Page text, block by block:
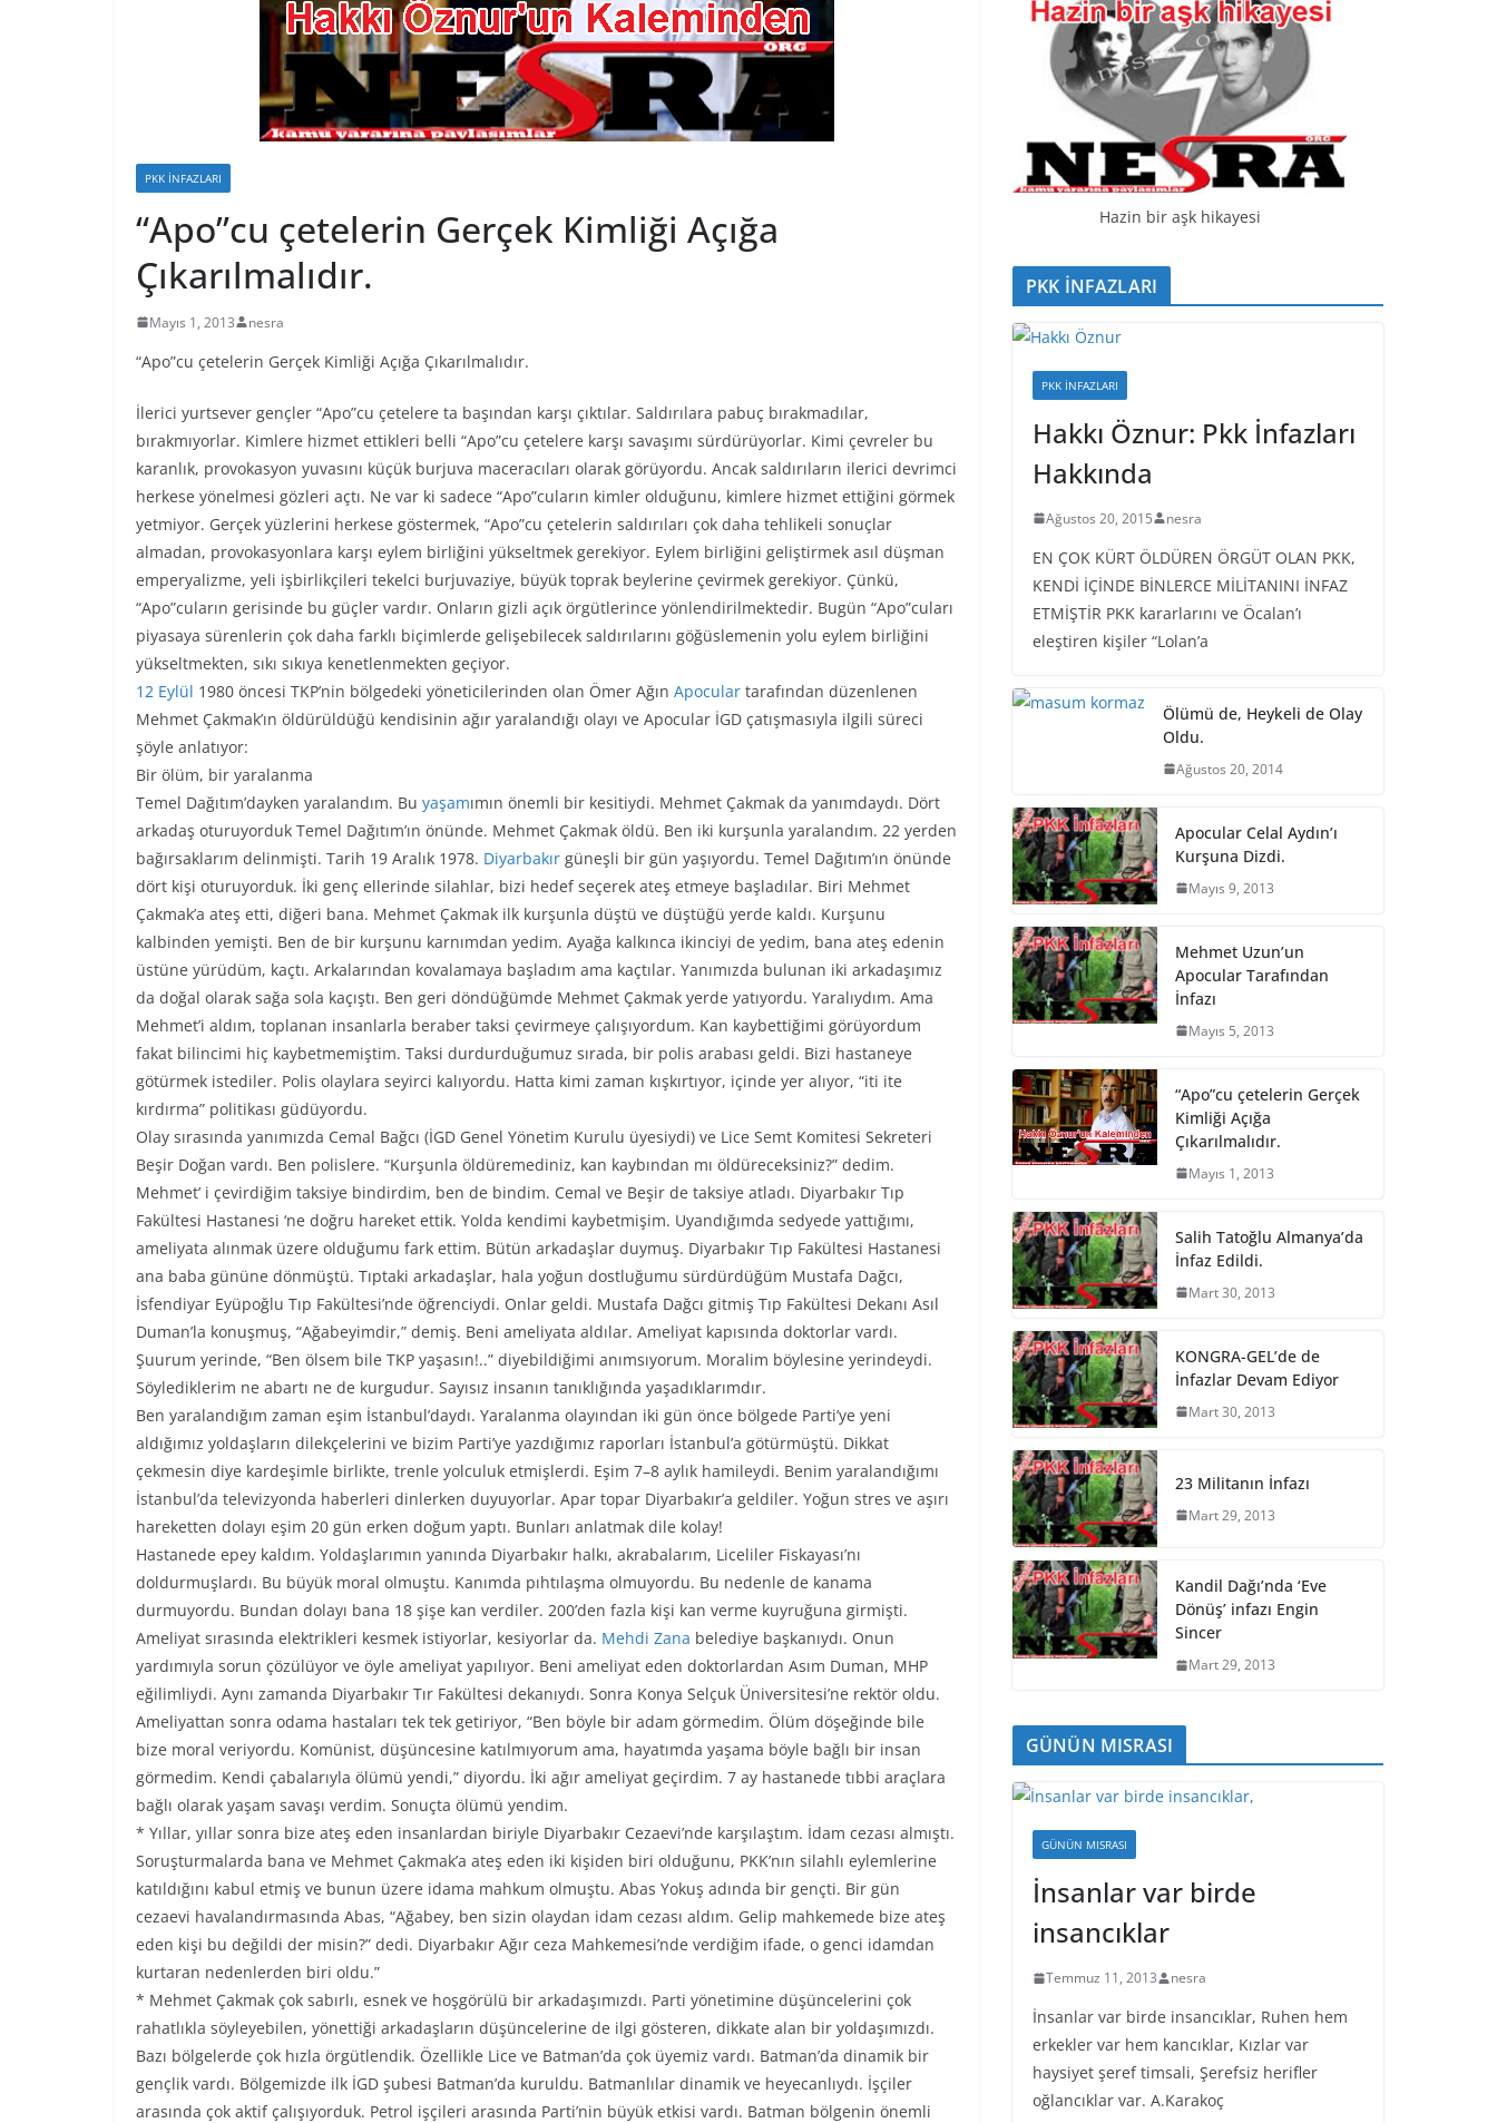
PKK İNFAZLARI
“Apo”cu çetelerin Gerçek Kimliği Açığa
Çıkarılmalıdır.
Mayıs 1, 2013 nesra
“Apo”cu çetelerin Gerçek Kimliği Açığa Çıkarılmalıdır.
İlerici yurtsever gençler “Apo”cu çetelere ta başından karşı çıktılar. Saldırılara pabuç bırakmadılar,
bırakmıyorlar. Kimlere hizmet ettikleri belli “Apo”cu çetelere karşı savaşımı sürdürüyorlar. Kimi çevreler bu
karanlık, provokasyon yuvasını küçük burjuva maceracıları olarak görüyordu. Ancak saldırıların ilerici devrimci
herkese yönelmesi gözleri açtı. Ne var ki sadece “Apo”cuların kimler olduğunu, kimlere hizmet ettiğini görmek
yetmiyor. Gerçek yüzlerini herkese göstermek, “Apo”cu çetelerin saldırıları çok daha tehlikeli sonuçlar
almadan, provokasyonlara karşı eylem birliğini yükseltmek gerekiyor. Eylem birliğini geliştirmek asıl düşman
emperyalizme, yeli işbirlikçileri tekelci burjuvaziye, büyük toprak beylerine çevirmek gerekiyor. Çünkü,
“Apo”cuların gerisinde bu güçler vardır. Onların gizli açık örgütlerince yönlendirilmektedir. Bugün “Apo”cuları
piyasaya sürenlerin çok daha farklı biçimlerde gelişebilecek saldırılarını göğüslemenin yolu eylem birliğini
yükseltmekten, sıkı sıkıya kenetlenmekten geçiyor.
12 Eylül 1980 öncesi TKP’nin bölgedeki yöneticilerinden olan Ömer Ağın Apocular tarafından düzenlenen
Mehmet Çakmak’ın öldürüldüğü kendisinin ağır yaralandığı olayı ve Apocular İGD çatışmasıyla ilgili süreci
şöyle anlatıyor:
Bir ölüm, bir yaralanma
Temel Dağıtım’dayken yaralandım. Bu yaşamımın önemli bir kesitiydi. Mehmet Çakmak da yanımdaydı. Dört
arkadaş oturuyorduk Temel Dağıtım’ın önünde. Mehmet Çakmak öldü. Ben iki kurşunla yaralandım. 22 yerden
bağırsaklarım delinmişti. Tarih 19 Aralık 1978. Diyarbakır güneşli bir gün yaşıyordu. Temel Dağıtım’ın önünde
dört kişi oturuyorduk. İki genç ellerinde silahlar, bizi hedef seçerek ateş etmeye başladılar. Biri Mehmet
Çakmak’a ateş etti, diğeri bana. Mehmet Çakmak ilk kurşunla düştü ve düştüğü yerde kaldı. Kurşunu
kalbinden yemişti. Ben de bir kurşunu karnımdan yedim. Ayağa kalkınca ikinciyi de yedim, bana ateş edenin
üstüne yürüdüm, kaçtı. Arkalarından kovalamaya başladım ama kaçtılar. Yanımızda bulunan iki arkadaşımız
da doğal olarak sağa sola kaçıştı. Ben geri döndüğümde Mehmet Çakmak yerde yatıyordu. Yaralıydım. Ama
Mehmet’i aldım, toplanan insanlarla beraber taksi çevirmeye çalışıyordum. Kan kaybettiğimi görüyordum
fakat bilincimi hiç kaybetmemiştim. Taksi durdurduğumuz sırada, bir polis arabası geldi. Bizi hastaneye
götürmek istediler. Polis olaylara seyirci kalıyordu. Hatta kimi zaman kışkırtıyor, içinde yer alıyor, “iti ite
kırdırma” politikası güdüyordu.
Olay sırasında yanımızda Cemal Bağcı (İGD Genel Yönetim Kurulu üyesiydi) ve Lice Semt Komitesi Sekreteri
Beşir Doğan vardı. Ben polislere. “Kurşunla öldüremediniz, kan kaybından mı öldüreceksiniz?” dedim.
Mehmet’ i çevirdiğim taksiye bindirdim, ben de bindim. Cemal ve Beşir de taksiye atladı. Diyarbakır Tıp
Fakültesi Hastanesi ‘ne doğru hareket ettik. Yolda kendimi kaybetmişim. Uyandığımda sedyede yattığımı,
ameliyata alınmak üzere olduğumu fark ettim. Bütün arkadaşlar duymuş. Diyarbakır Tıp Fakültesi Hastanesi
ana baba gününe dönmüştü. Tıptaki arkadaşlar, hala yoğun dostluğumu sürdürdüğüm Mustafa Dağcı,
İsfendiyar Eyüpoğlu Tıp Fakültesi’nde öğrenciydi. Onlar geldi. Mustafa Dağcı gitmiş Tıp Fakültesi Dekanı Asıl
Duman’la konuşmuş, “Ağabeyimdir,” demiş. Beni ameliyata aldılar. Ameliyat kapısında doktorlar vardı.
Şuurum yerinde, “Ben ölsem bile TKP yaşasın!..” diyebildiğimi anımsıyorum. Moralim böylesine yerindeydi.
Söylediklerim ne abartı ne de kurgudur. Sayısız insanın tanıklığında yaşadıklarımdır.
Ben yaralandığım zaman eşim İstanbul’daydı. Yaralanma olayından iki gün önce bölgede Parti’ye yeni
aldığımız yoldaşların dilekçelerini ve bizim Parti’ye yazdığımız raporları İstanbul’a götürmüştü. Dikkat
çekmesin diye kardeşimle birlikte, trenle yolculuk etmişlerdi. Eşim 7–8 aylık hamileydi. Benim yaralandığımı
İstanbul’da televizyonda haberleri dinlerken duyuyorlar. Apar topar Diyarbakır’a geldiler. Yoğun stres ve aşırı
hareketten dolayı eşim 20 gün erken doğum yaptı. Bunları anlatmak dile kolay!
Hastanede epey kaldım. Yoldaşlarımın yanında Diyarbakır halkı, akrabalarım, Liceliler Fiskayası’nı
doldurmuşlardı. Bu büyük moral olmuştu. Kanımda pıhtılaşma olmuyordu. Bu nedenle de kanama
durmuyordu. Bundan dolayı bana 18 şişe kan verdiler. 200’den fazla kişi kan verme kuyruğuna girmişti.
Ameliyat sırasında elektrikleri kesmek istiyorlar, kesiyorlar da. Mehdi Zana belediye başkanıydı. Onun
yardımıyla sorun çözülüyor ve öyle ameliyat yapılıyor. Beni ameliyat eden doktorlardan Asım Duman, MHP
eğilimliydi. Aynı zamanda Diyarbakır Tır Fakültesi dekanıydı. Sonra Konya Selçuk Üniversitesi’ne rektör oldu.
Ameliyattan sonra odama hastaları tek tek getiriyor, “Ben böyle bir adam görmedim. Ölüm döşeğinde bile
bize moral veriyordu. Komünist, düşüncesine katılmıyorum ama, hayatımda yaşama böyle bağlı bir insan
görmedim. Kendi çabalarıyla ölümü yendi,” diyordu. İki ağır ameliyat geçirdim. 7 ay hastanede tıbbi araçlara
bağlı olarak yaşam savaşı verdim. Sonuçta ölümü yendim.
* Yıllar, yıllar sonra bize ateş eden insanlardan biriyle Diyarbakır Cezaevi’nde karşılaştım. İdam cezası almıştı.
Soruşturmalarda bana ve Mehmet Çakmak’a ateş eden iki kişiden biri olduğunu, PKK’nın silahlı eylemlerine
katıldığını kabul etmiş ve bunun üzere idama mahkum olmuştu. Abas Yokuş adında bir gençti. Bir gün
cezaevi havalandırmasında Abas, “Ağabey, ben sizin olaydan idam cezası aldım. Gelip mahkemede bize ateş
eden kişi bu değildi der misin?” dedi. Diyarbakır Ağır ceza Mahkemesi’nde verdiğim ifade, o genci idamdan
kurtaran nedenlerden biri oldu.”
* Mehmet Çakmak çok sabırlı, esnek ve hoşgörülü bir arkadaşımızdı. Parti yönetimine düşüncelerini çok
rahatlıkla söyleyebilen, yönettiği arkadaşların düşüncelerine de ilgi gösteren, dikkate alan bir yoldaşımızdı.
Bazı bölgelerde çok hızla örgütlendik. Özellikle Lice ve Batman’da çok üyemiz vardı. Batman’da dinamik bir
gençlik vardı. Bölgemizde ilk İGD şubesi Batman’da kuruldu. Batmanlılar dinamik ve heyecanlıydı. İşçiler
arasında çok aktif çalışıyorduk. Petrol işçileri arasında Parti’nin büyük etkisi vardı. Batman bölgenin önemli
Hazin bir aşk hikayesi
PKK İNFAZLARI
PKK İNFAZLARI
Hakkı Öznur: Pkk İnfazları
Hakkında
Ağustos 20, 2015 nesra
EN ÇOK KÜRT ÖLDÜREN ÖRGÜT OLAN PKK,
KENDİ İÇİNDE BİNLERCE MİLİTANINI İNFAZ
ETMİŞTİR PKK kararlarını ve Öcalan’ı
eleştiren kişiler “Lolan’a
Ölümü de, Heykeli de Olay
Oldu.
Ağustos 20, 2014
Apocular Celal Aydın’ı
Kurşuna Dizdi.
Mayıs 9, 2013
Mehmet Uzun’un
Apocular Tarafından
İnfazı
Mayıs 5, 2013
“Apo”cu çetelerin Gerçek
Kimliği Açığa
Çıkarılmalıdır.
Mayıs 1, 2013
Salih Tatoğlu Almanya’da
İnfaz Edildi.
Mart 30, 2013
KONGRA-GEL’de de
İnfazlar Devam Ediyor
Mart 30, 2013
23 Militanın İnfazı
Mart 29, 2013
Kandil Dağı’nda ‘Eve
Dönüş’ infazı Engin
Sincer
Mart 29, 2013
GÜNÜN MISRASI
GÜNÜN MISRASI
İnsanlar var birde
insancıklar
Temmuz 11, 2013 nesra
İnsanlar var birde insancıklar, Ruhen hem
erkekler var hem kancıklar, Kızlar var
haysiyet şeref timsali, Şerefsiz herifler
oğlancıklar var. A.Karakoç